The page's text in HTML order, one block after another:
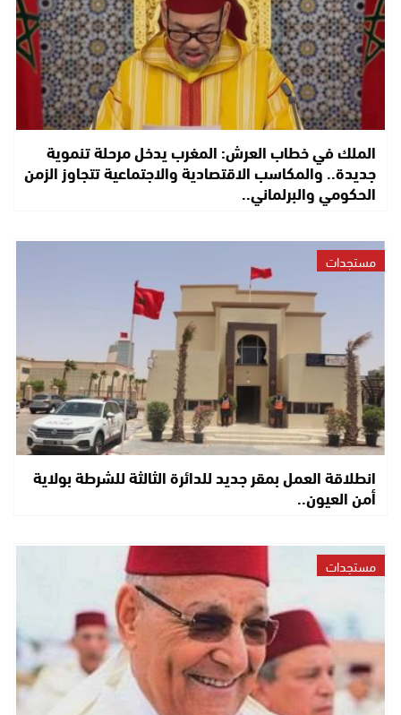
الملك في خطاب العرش: المغرب يدخل مرحلة تنموية
جديدة.. والمكاسب الاقتصادية والاجتماعية تتجاوز الزمن
الحكومي والبرلماني..
مستجدات
انطلاقة العمل بمقر جديد للدائرة الثالثة للشرطة بولاية
أمن العيون..
مستجدات